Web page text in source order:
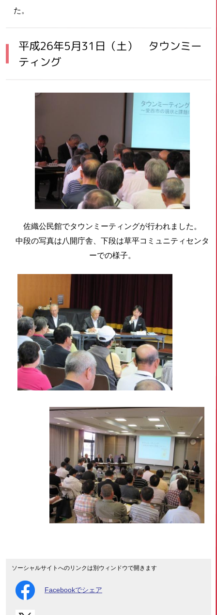
た。
平成26年5月31日（土） タウンミー
ティング
佐織公民館でタウンミーティングが行われました。
中段の写真は八開庁舎、下段は草平コミュニティセンタ
ーでの様子。
ソーシャルサイトへのリンクは別ウィンドウで開きます
Facebookでシェア